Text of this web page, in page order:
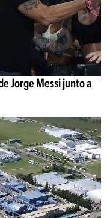
Jorge Messi junto a